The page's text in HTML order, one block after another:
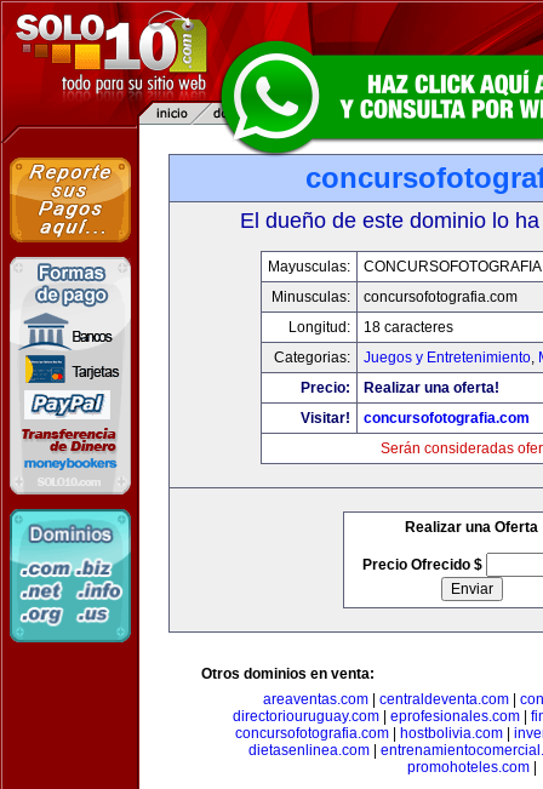
El dueño de este dominio lo
Mayusculas:
Minusculas:
concursofotografia.com
Longitud:
18 caracteres
Categorias:
Juegos y Entretenimiento,
Precio:
Realizar una oferta!
Visitar!
concursofotografia.com
Serán consideradas
Realizar una Oferta
Precio Ofrecido $
Otros dominios en venta:
areaventas.com
centraldeventa.com
directoriouruguay.com
eprofesionales.com
concursofotografia.com| hostbolivia.com|
dietasenlinea.com|
promohoteles.com|